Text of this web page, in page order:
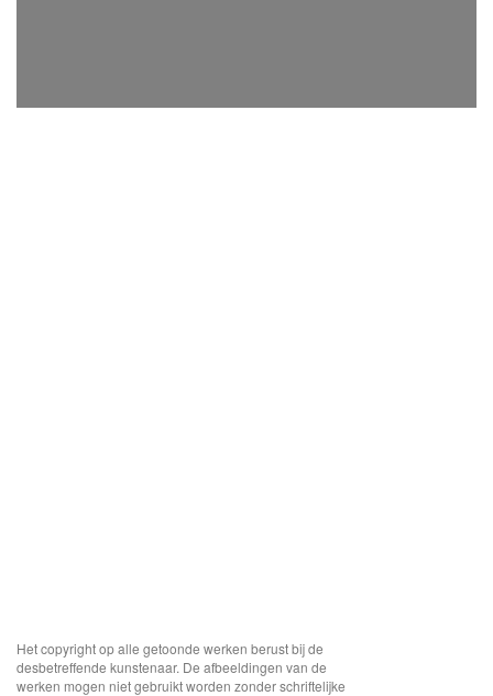
Het copyright op alle getoonde werken berust bij de
desbetreffende kunstenaar. De afbeeldingen van de
werken mogen niet gebruikt worden zonder schriftelijke